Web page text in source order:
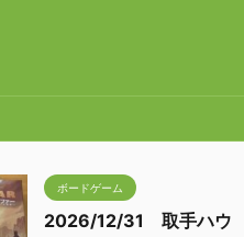
ボードゲーム
2026/12/31 取手ハウ